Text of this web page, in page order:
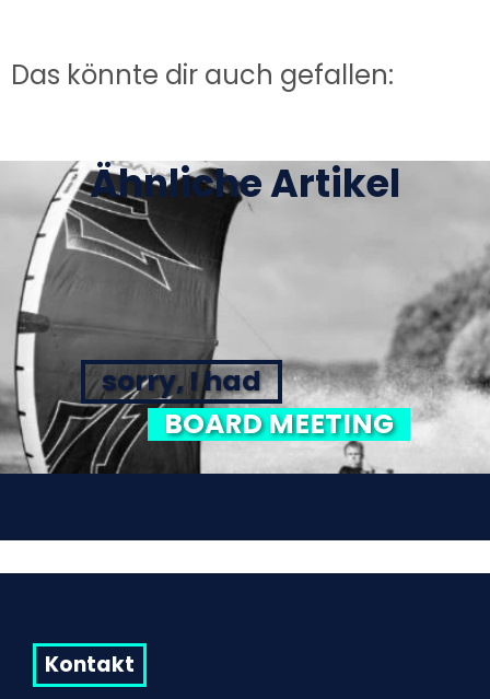
Das könnte dir auch gefallen:
Ähnliche Artikel
sorry, I had
BOARD MEETING
Kontakt